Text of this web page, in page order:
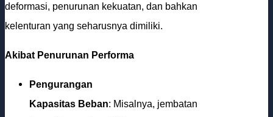
deformasi, penurunan kekuatan, dan bahkan
kelenturan yang seharusnya dimiliki.
Akibat Penurunan Performa
Pengurangan
Kapasitas Beban: Misalnya, jembatan